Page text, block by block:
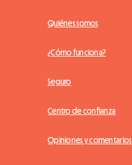
Quiénes somos
¿Cómo funciona?
Seguro
Centro de confianza
Opiniones y comentarios